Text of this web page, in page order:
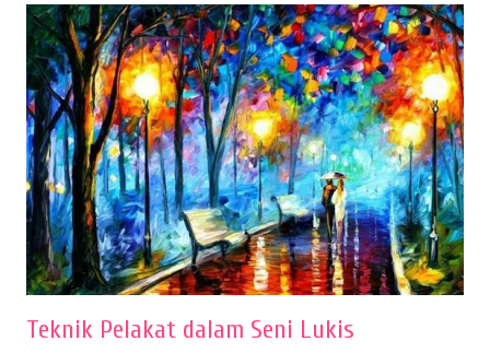
memiliki spesifikasi berbeda sesuai jenisnya. Berikut peralatan
menggambar bentuk: 1. Kertas Gambar Kegiatan menggambar
membutuhkan kertas yang baik agar proses pembuatan gambar lebih
nyaman dan maksimal. Bahan kertas yang baik salah satu syaratnya
adalah tidak mudah sobek, mengingat menggambar merupakan
proses menggores dan menghapus. Kertas adalah bahan yang paling
ideal digunakan untuk menggambar. Dalam menggambar
menggunakan pen...
Teknik Pelakat dalam Seni Lukis